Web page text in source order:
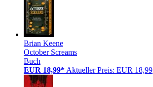
Brian Keene
October Screams
Buch
EUR 18,99* Aktueller Preis: EUR 18,99